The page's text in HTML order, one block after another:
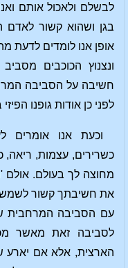
לבשלם ולאכול אותם
בגן ושהוא קשור לאדם
אופן אנו לומדים לדעת
ונצנוץ הכוכבים
חשיבה על הסביבה
לפני כן אודות גופנו
וכעת אנו אומרים
כשרירים, עצמות,
מחוצה לך בעולם. אולם
את חשיבתך קשור לשמש
עם הסביבה המרחבית
לסביבה זאת מאשר
הארצית, אלא אם יארע